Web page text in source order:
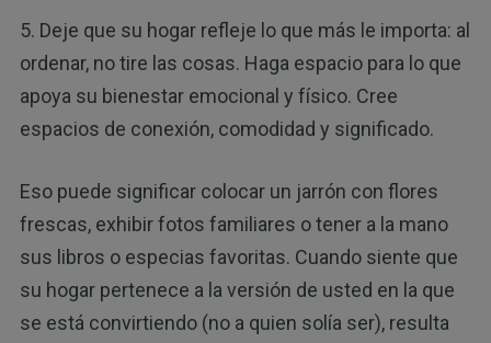
5. Deje que su hogar refleje lo que más le importa: al
ordenar, no tire las cosas. Haga espacio para lo que
apoya su bienestar emocional y físico. Cree
espacios de conexión, comodidad y significado.
Eso puede significar colocar un jarrón con flores
frescas, exhibir fotos familiares o tener a la mano
sus libros o especias favoritas. Cuando siente que
su hogar pertenece a la versión de usted en la que
se está convirtiendo (no a quien solía ser), resulta